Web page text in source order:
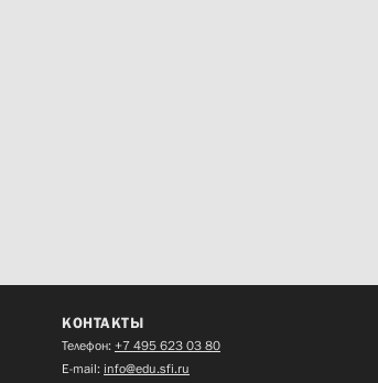
КОНТАКТЫ
Телефон: +7 495 623 03 80
E-mail: info@edu.sfi.ru